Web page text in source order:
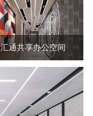
汇通共享办公空间